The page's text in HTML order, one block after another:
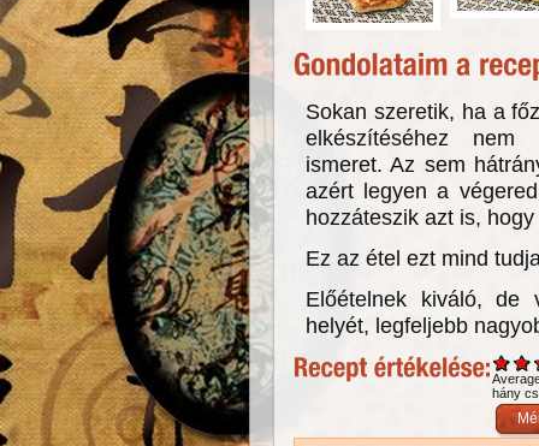
Sokan szeretik, ha a
elkészítéséhez nem
ismeret. Az sem
azért legyen a
hozzáteszik azt is,
Ez az étel ezt mind
Előételnek kiváló, de
helyét, legfeljebb
hány